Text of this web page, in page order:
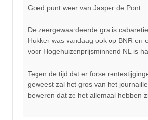
Goed punt weer van Jasper de Pont.
De zeergewaardeerde gratis
Hukker was vandaag ook op BNR en
voor Hogehuizenprijsminnend NL is
Tegen de tijd dat er forse
geweest zal het gros van het
beweren dat ze het allemaal hebben